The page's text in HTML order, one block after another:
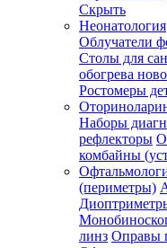
Отслеживание
статуса
заказа
Скрыть
Неонатология
Облучатели
Столы для
обогрева
Ростомеры
Наборы
рефлекторы
комбайны
(периметры)
линз Оправы